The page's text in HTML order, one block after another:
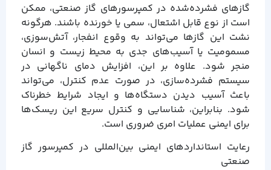
گازهای فشرده‌شده در کمپرسورهای گاز صنعتی، ممکن
است از نوع قابل اشتعال، سمی یا خورنده باشند. هرگونه
نشت این گازها می‌تواند به وقوع انفجار، آتش‌سوزی،
مسمومیت یا آسیب‌های جدی به محیط زیست و انسان
منجر شود. علاوه بر این، افزایش دمای ناگهانی در
سیستم فشرده‌سازی، در صورت عدم کنترل، می‌تواند
باعث آسیب دیدن دستگاه‌ها و ایجاد شرایط خطرناک
شود. بنابراین، شناسایی و کنترل سریع این ریسک‌ها
برای ایمنی عملیات امری ضروری است.
رعایت استانداردهای ایمنی بین‌المللی در کمپرسور گاز
صنعتی